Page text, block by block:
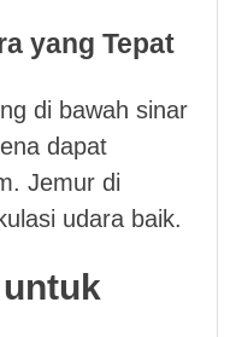
yang Tepat
di bawah sinar
dapat
Jemur di
udara baik.